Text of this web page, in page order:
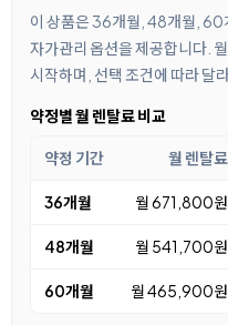
이 상품은 36개월, 48개월, 60
자가관리 옵션을 제공합니다.
시작하며, 선택 조건에 따라 달
약정별 월 렌탈료 비교
약정 기간 월 렌탈료
36개월 월 671,800원
48개월 월 541,700원
60개월 월 465,900원